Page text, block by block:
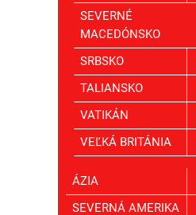
SEVERNÉ
MACEDÓNSKO
SRBSKO
TALIANSKO
VATIKÁN
VEĽKÁ BRITÁNIA
ÁZIA
SEVERNÁ AMERIKA